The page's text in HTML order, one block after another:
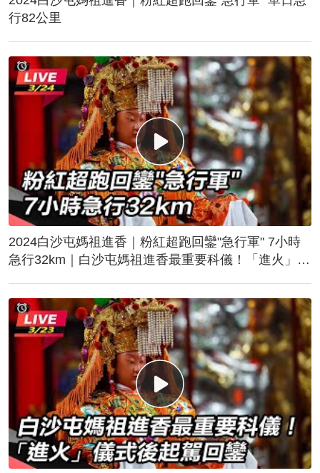
行82公里
2024白沙屯媽祖進香｜粉紅超跑回鑾"急行軍" 7小時
急行32km｜白沙屯媽祖進香最重要科儀！「進火」儀